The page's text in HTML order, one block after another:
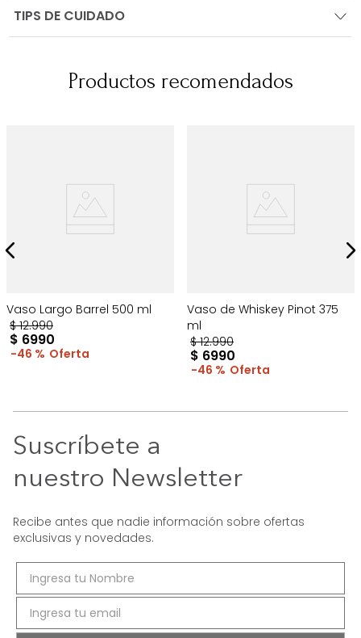
TIPS DE CUIDADO
Productos recomendados
Vaso Largo Barrel 500 ml
$ 12.990
$ 6990
46 %
Vaso de Whiskey Pinot 375
ml
$ 12.990
$ 6990
46 %
Suscríbete a
nuestro Newsletter
Recibe antes que nadie información sobre ofertas
exclusivas y novedades.